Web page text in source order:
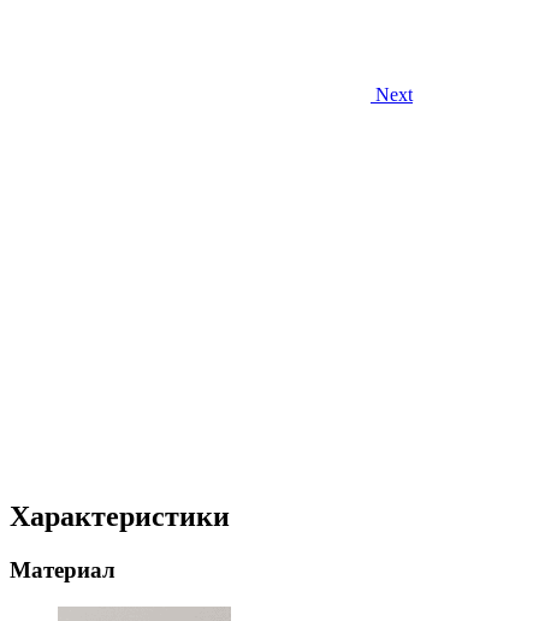
Next
Характеристики
Материал